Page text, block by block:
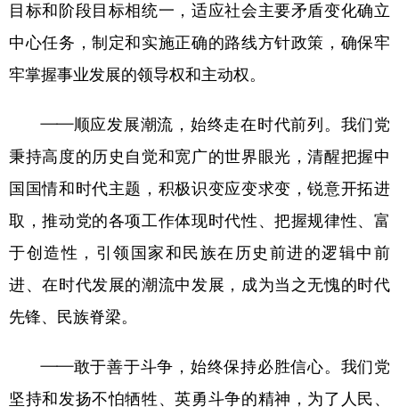
目标和阶段目标相统一，适应社会主要矛盾变化确立
中心任务，制定和实施正确的路线方针政策，确保牢
牢掌握事业发展的领导权和主动权。
——顺应发展潮流，始终走在时代前列。我们党
秉持高度的历史自觉和宽广的世界眼光，清醒把握中
国国情和时代主题，积极识变应变求变，锐意开拓进
取，推动党的各项工作体现时代性、把握规律性、富
于创造性，引领国家和民族在历史前进的逻辑中前
进、在时代发展的潮流中发展，成为当之无愧的时代
先锋、民族脊梁。
——敢于善于斗争，始终保持必胜信心。我们党
坚持和发扬不怕牺牲、英勇斗争的精神，为了人民、